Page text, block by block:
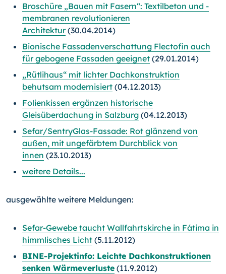
Broschüre „Bauen mit Fasern“: Textilbeton und -
membranen revolutionieren
Architektur(30.04.2014)
Bionische Fassadenverschattung Flectofin auch
für gebogene Fassaden geeignet (29.01.2014)
„Rütlihaus“ mit lichter Dachkonstruktion
behutsam modernisiert (04.12.2013)
Folienkissen ergänzen historische
Gleisüberdachung in Salzburg (04.12.2013)
Sefar/SentryGlas-Fassade: Rot glänzend von
außen, mit ungefärbtem Durchblick von
innen (23.10.2013)
weitere Details...
ausgewählte weitere Meldungen:
Sefar-Gewebe taucht Wallfahrtskirche in Fátima in
himmlisches Licht (5.11.2012)
BINE-Projektinfo: Leichte Dachkonstruktionen
senken Wärmeverluste (11.9.2012)